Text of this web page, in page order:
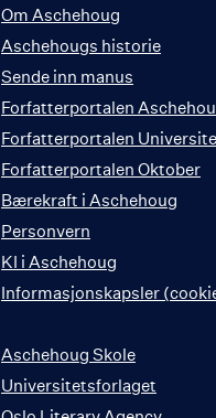
Om Aschehoug
Aschehougs historie
Sende inn manus
Forfatterportalen
Forfatterportalen
Forfatterportalen Oktober
Bærekraft i Aschehoug
Personvern
KI i Aschehoug
Informasjonskapsler
Aschehoug Skole
Universitetsforlaget